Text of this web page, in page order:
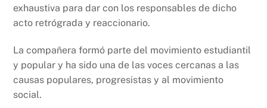
exhaustiva para dar con los responsables de dicho
acto retrógrada y reaccionario.
La compañera formó parte del movimiento estudiantil
y popular y ha sido una de las voces cercanas a las
causas populares, progresistas y al movimiento
social.